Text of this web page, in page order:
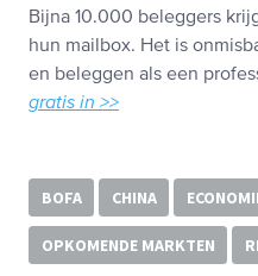
Bijna 10.000 beleggers
hun mailbox. Het is
en beleggen als een
gratis in >>
BOFA CHINA
OPKOMENDE MARKTEN